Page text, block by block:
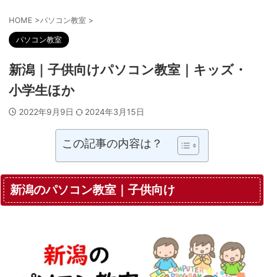
HOME >パソコン教室 >
パソコン教室
新潟｜子供向けパソコン教室｜キッズ・
小学生ほか
2022年9月9日 2024年3月15日
この記事の内容は？
新潟のパソコン教室｜子供向け